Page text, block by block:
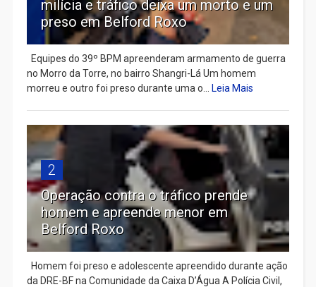
milícia e tráfico deixa um morto e um
preso em Belford Roxo
Equipes do 39º BPM apreenderam armamento de guerra
no Morro da Torre, no bairro Shangri-Lá Um homem
morreu e outro foi preso durante uma o... Leia Mais
2
Operação contra o tráfico prende
homem e apreende menor em
Belford Roxo
Homem foi preso e adolescente apreendido durante ação
da DRE-BF na Comunidade da Caixa D’Água A Polícia Civil,